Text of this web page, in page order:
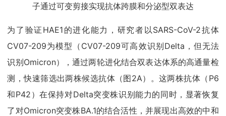
子通过可变剪接实现抗体跨膜和分泌型双表达
为了验证HAE1的进化能力，研究者以SARS-CoV-2抗体
CV07-209为模型（CV07-209可高效识别Delta，但无法
识别Omicron），通过两轮进化结合双表达体系的高通量检
测，快速筛选出两株候选抗体（图2A）。这两株抗体（P6
和P42）在保持对Delta突变株识别能力的同时，显著恢复
了对Omicron突变株BA.1的结合活性，并展现出高效的中和